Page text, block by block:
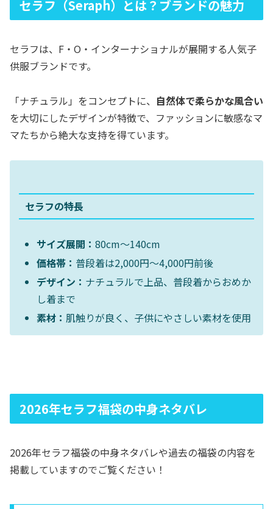
セラフ（Seraph）とは？ブランドの魅力
セラフは、F・O・インターナショナルが展開する人気子
供服ブランドです。
「ナチュラル」をコンセプトに、 自然体で柔らかな風合い
を大切にしたデザインが特徴で、ファッションに敏感なマ
マたちから絶大な支持を得ています。
セラフの特長
サイズ展開：80cm〜140cm
価格帯： 普段着は2,000円〜4,000円前後
デザイン： ナチュラルで上品、普段着からおめか
し着まで
素材： 肌触りが良く、子供にやさしい素材を使用
2026年セラフ福袋の中身ネタバレ
2026年セラフ福袋の中身ネタバレや過去の福袋の内容を
掲載していますのでご覧ください！